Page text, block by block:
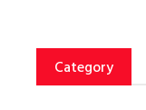
Category